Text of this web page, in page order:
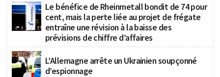
Le bénéfice de Rheinmetall bondit de 74 pour
cent, mais la perte liée au projet de frégate
entraîne une révision à la baisse des
prévisions de chiffre d’affaires
L’Allemagne arrête un Ukrainien soupçonné
d’espionnage